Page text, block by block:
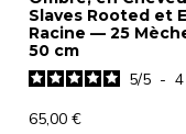
Slaves Rooted et
Racine — 25
50 cm
5/5 - 4
65,00 €